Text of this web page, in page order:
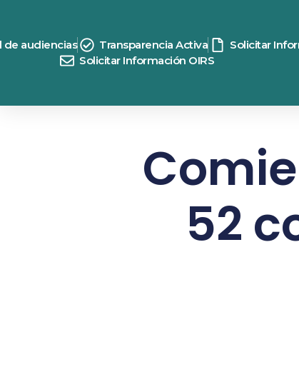
de audiencias Transparencia Activa
Solicitar
Solicitar Información OIRS
52